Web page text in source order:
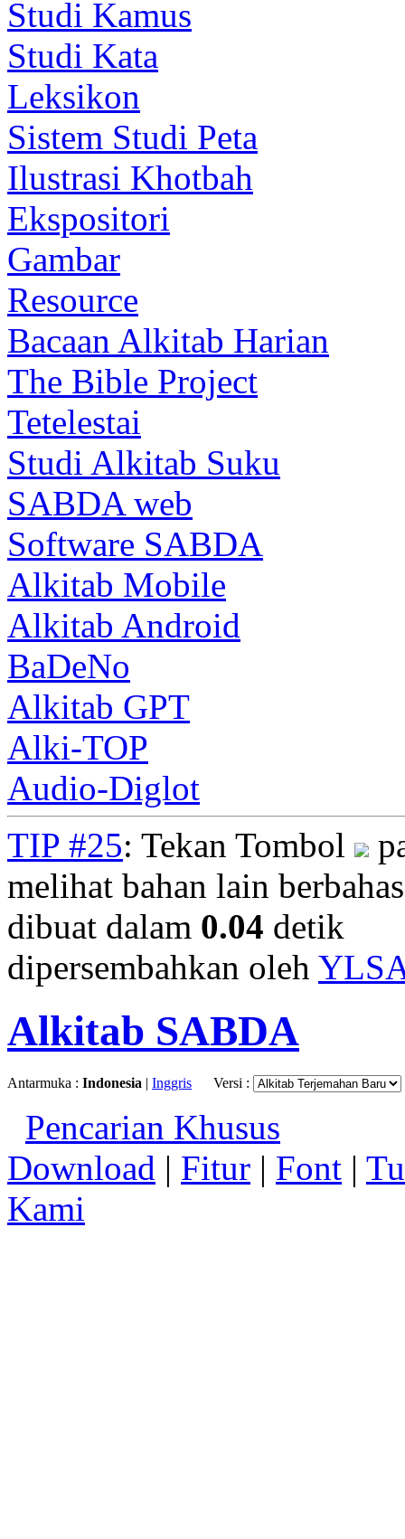
Studi Kamus
Studi Kata
Leksikon
Sistem Studi Peta
Ilustrasi Khotbah
Ekspositori
Gambar
Resource
Bacaan Alkitab Harian
The Bible Project
Tetelestai
Studi Alkitab Suku
SABDA web
Software SABDA
Alkitab Mobile
Alkitab Android
BaDeNo
Alkitab GPT
Alki-TOP
Audio-Diglot
TIP #25: Tekan Tombol
melihat bahan lain
dibuat dalam 0.04 detik
dipersembahkan oleh
Alkitab SABDA
Antarmuka : Indonesia | Inggris Versi :
Pencarian Khusus
Download | Fitur | Font |
Kami